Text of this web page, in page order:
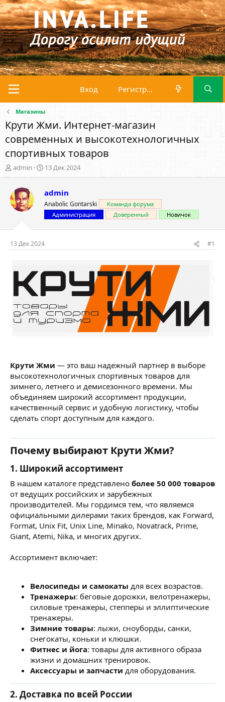
Вход Регистрация
Магазины
Крути Жми. Интернет-магазин
современных и высокотехнологичных
спортивных товаров
А
в
о
р
т
м
ы
admin
Д
а
а
н
а
ч
а
а
13 Дек 2024
admin
Anabolic Gontarski
Команда форума
Администрация
Доверенный Новичок
13 Дек 2024 #1
Крути Жми — это ваш надежный партнер в выборе
высокотехнологичных спортивных товаров для
зимнего, летнего и демисезонного времени. Мы
объединяем широкий ассортимент продукции,
качественный сервис и удобную логистику, чтобы
сделать спорт доступным для каждого.
Почему выбирают Крути Жми?
1. Широкий ассортимент
В нашем каталоге представлено более 50 000 товаров
от ведущих российских и зарубежных
производителей. Мы гордимся тем, что являемся
официальными дилерами таких брендов, как Forward,
Format, Unix Fit, Unix Line, Minako, Novatrack, Prime,
Giant, Atemi, Nika, и многих других.
Ассортимент включает:
Велосипеды и самокаты для всех возрастов.
Тренажеры: беговые дорожки, велотренажеры,
силовые тренажеры, степперы и эллиптические
тренажеры.
Зимние товары: лыжи, сноуборды, санки,
снегокаты, коньки и клюшки.
Фитнес и йога: товары для активного образа
жизни и домашних тренировок.
Аксессуары и запчасти для оборудования.
2. Доставка по всей России